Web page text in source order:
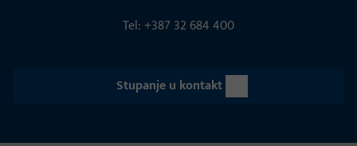
Tel: +387 32 684 400
Stupanje u kontakt